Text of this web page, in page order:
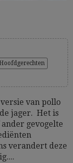
van pollo
jager. Het is
gevogelte
verandert deze